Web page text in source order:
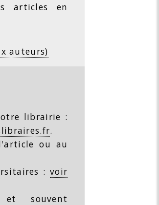
articles en
auteurs)
librairie :
.
ou au
:voir
souvent